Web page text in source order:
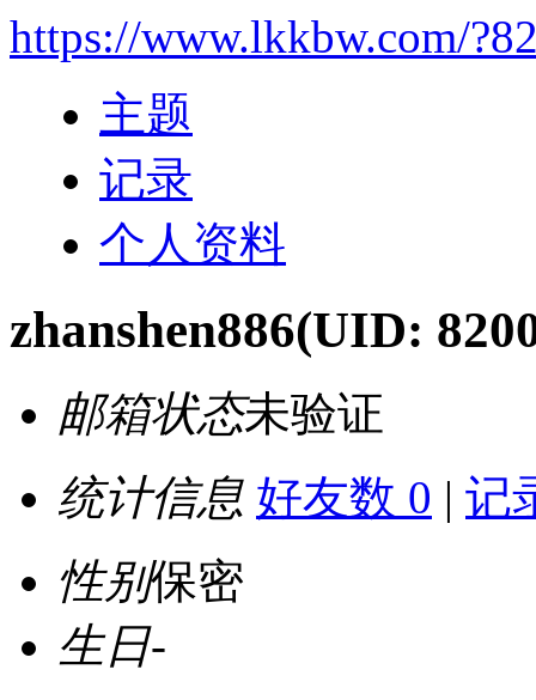
https://www.lkkbw.com/
主题
记录
个人资料
zhanshen886(UID:
邮箱状态未验证
统计信息 好友数 0 | 记
性别保密
生日-